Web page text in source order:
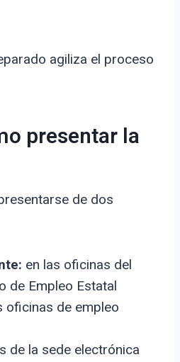
agiliza el proceso
presentar la
de dos
en las oficinas del
de Empleo Estatal
oficinas de empleo
de la sede electrónica